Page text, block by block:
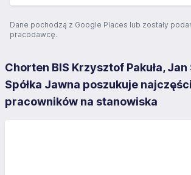
Dane pochodzą z Google Places lub zostały
pracodawcę.
Chorten BIS Krzysztof Pakuła, Jan
Spółka Jawna poszukuje
pracowników na stanowiska